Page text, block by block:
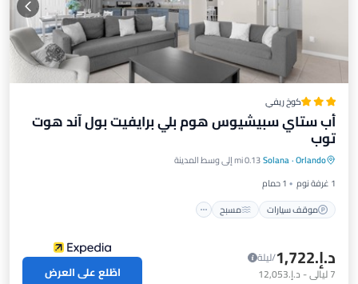
كوخ ريفي
أب ستاي سبيشيوس هوم بلي برايفيت بول آند هوت
توب
Orlando
·
Solana0.13 mi إلى وسط المدينة
1 غرفة نوم
1 حمام
موقف سيارات
مسبح
مكيف هواء
د.إ.‏1,722
/ليلة
7ليالي- د.إ.‏12,053 اطّلع على العرض